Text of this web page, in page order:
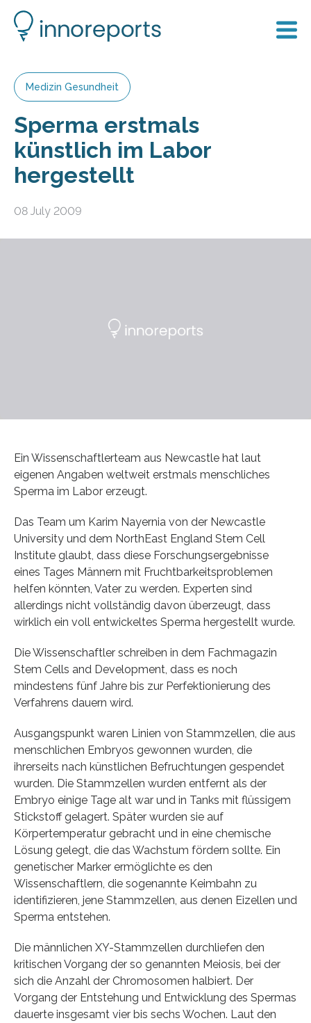
Medizin Gesundheit
Sperma erstmals
künstlich im Labor
hergestellt
08 July 2009
Ein Wissenschaftlerteam aus Newcastle hat laut
eigenen Angaben weltweit erstmals menschliches
Sperma im Labor erzeugt.
Das Team um Karim Nayernia von der Newcastle
University und dem NorthEast England Stem Cell
Institute glaubt, dass diese Forschungsergebnisse
eines Tages Männern mit Fruchtbarkeitsproblemen
helfen könnten, Vater zu werden. Experten sind
allerdings nicht vollständig davon überzeugt, dass
wirklich ein voll entwickeltes Sperma hergestellt wurde.
Die Wissenschaftler schreiben in dem Fachmagazin
Stem Cells and Development, dass es noch
mindestens fünf Jahre bis zur Perfektionierung des
Verfahrens dauern wird.
Ausgangspunkt waren Linien von Stammzellen, die aus
menschlichen Embryos gewonnen wurden, die
ihrerseits nach künstlichen Befruchtungen gespendet
wurden. Die Stammzellen wurden entfernt als der
Embryo einige Tage alt war und in Tanks mit flüssigem
Stickstoff gelagert. Später wurden sie auf
Körpertemperatur gebracht und in eine chemische
Lösung gelegt, die das Wachstum fördern sollte. Ein
genetischer Marker ermöglichte es den
Wissenschaftlern, die sogenannte Keimbahn zu
identifizieren, jene Stammzellen, aus denen Eizellen und
Sperma entstehen.
Die männlichen XY-Stammzellen durchliefen den
kritischen Vorgang der so genannten Meiosis, bei der
sich die Anzahl der Chromosomen halbiert. Der
Vorgang der Entstehung und Entwicklung des Spermas
dauerte insgesamt vier bis sechs Wochen. Laut den